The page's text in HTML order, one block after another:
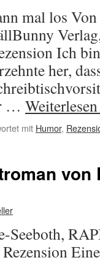
mal los
Ich
her,
…
mit Humor,
von
Seeboth,